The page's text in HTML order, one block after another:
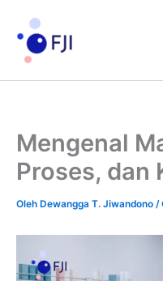
konten
Mengenal
Proses, dan
Oleh Dewangga T. Jiwandono /